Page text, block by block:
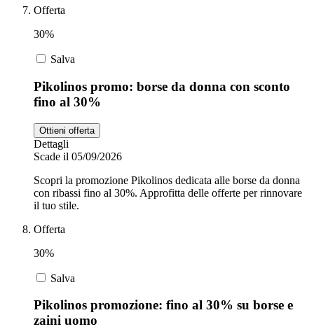
Offerta
30%
Salva
Pikolinos promo: borse da donna con sconto
fino al 30%
Ottieni offerta
Dettagli
Scade il 05/09/2026
Scopri la promozione Pikolinos dedicata alle borse da donna
con ribassi fino al 30%. Approfitta delle offerte per rinnovare
il tuo stile.
Offerta
30%
Salva
Pikolinos promozione: fino al 30% su borse e
zaini uomo